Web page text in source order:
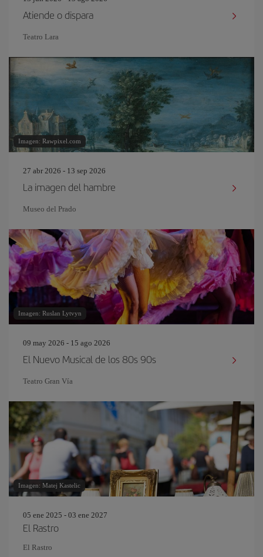
Atiende o dispara
Teatro Lara
Imagen: Rawpixel.com
27 abr 2026 - 13 sep 2026
La imagen del hambre
Museo del Prado
Imagen: Ruslan Lytvyn
09 may 2026 - 15 ago 2026
El Nuevo Musical de los 80s 90s
Teatro Gran Vía
Imagen: Matej Kastelic
05 ene 2025 - 03 ene 2027
El Rastro
El Rastro